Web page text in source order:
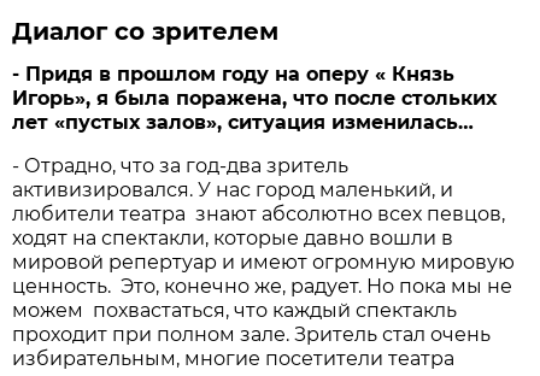
Диалог со зрителем
- Придя в прошлом году на оперу « Князь
Игорь», я была поражена, что после стольких
лет «пустых залов», ситуация изменилась…
- Отрадно, что за год-два зритель
активизировался. У нас город маленький, и
любители театра знают абсолютно всех певцов,
ходят на спектакли, которые давно вошли в
мировой репертуар и имеют огромную мировую
ценность. Это, конечно же, радует. Но пока мы не
можем похвастаться, что каждый спектакль
проходит при полном зале. Зритель стал очень
избирательным, многие посетители театра